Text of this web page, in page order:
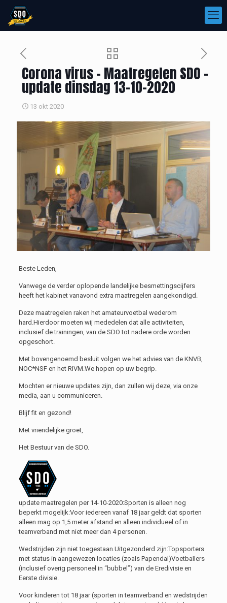
Corona virus – Maatregelen SDO –
update dinsdag 13-10-2020
13 okt 2020
Beste Leden,
Vanwege de verder oplopende landelijke besmettingscijfers
heeft het kabinet vanavond extra maatregelen aangekondigd.
Deze maatregelen raken het amateurvoetbal wederom
hard.Hierdoor moeten wij mededelen dat alle activiteiten,
inclusief de trainingen, van de SDO tot nadere orde worden
opgeschort.
Met bovengenoemd besluit volgen we het advies van de KNVB,
NOC*NSF en het RIVM.We hopen op uw begrip.
Mochten er nieuwe updates zijn, dan zullen wij deze, via onze
media, aan u communiceren.
Blijf fit en gezond!
Met vriendelijke groet,
Het Bestuur van de SDO.
update maatregelen per 14-10-2020:Sporten is alleen nog
beperkt mogelijk:Voor iedereen vanaf 18 jaar geldt dat sporten
alleen mag op 1,5 meter afstand en alleen individueel of in
teamverband met niet meer dan 4 personen.
Wedstrijden zijn niet toegestaan.Uitgezonderd zijn:Topsporters
met status in aangewezen locaties (zoals Papendal)Voetballers
(inclusief overig personeel in “bubbel”) van de Eredivisie en
Eerste divisie.
Voor kinderen tot 18 jaar (sporten in teamverband en wedstrijden